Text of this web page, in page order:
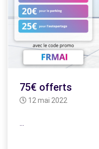
75€ offerts
12 mai 2022